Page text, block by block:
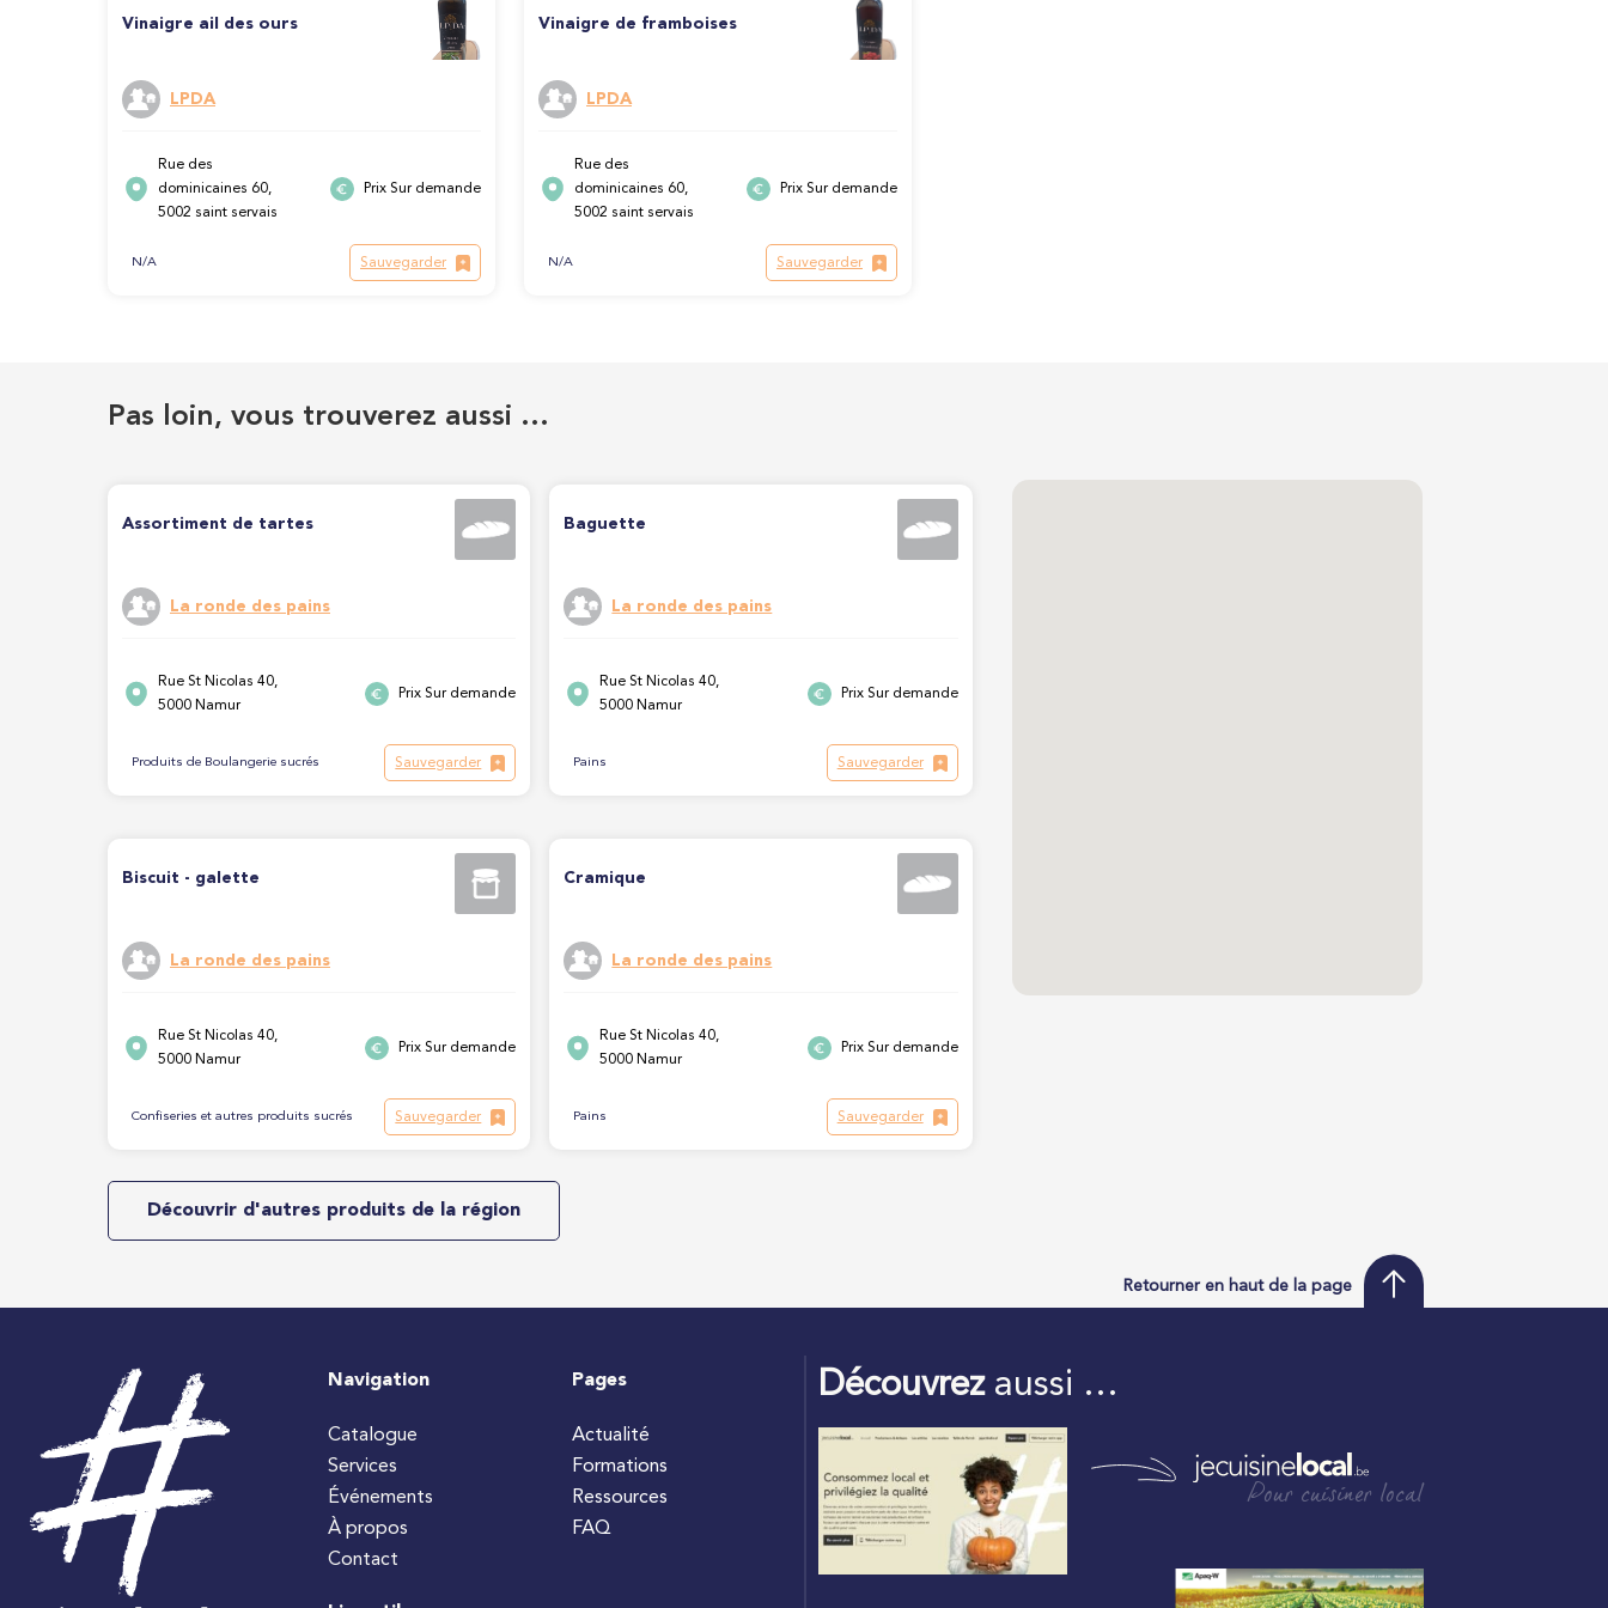
Vinaigre ail des ours
LPDA
Rue des
dominicaines 60,
5002 saint servais
Prix Sur demande
N/A Sauvegarder
Vinaigre de framboises
LPDA
Rue des
dominicaines 60,
5002 saint servais
Prix Sur demande
N/A Sauvegarder
Pas loin, vous trouverez aussi …
Assortiment de tartes
La ronde des pains
Rue St Nicolas 40,
5000 Namur
Prix Sur demande
Produits de Boulangerie sucrés Sauvegarder
Baguette
La ronde des pains
Rue St Nicolas 40,
5000 Namur
Prix Sur demande
Pains Sauvegarder
Biscuit - galette
La ronde des pains
Rue St Nicolas 40,
5000 Namur
Prix Sur demande
Confiseries et autres produits sucrés Sauvegarder
Cramique
La ronde des pains
Rue St Nicolas 40,
5000 Namur
Prix Sur demande
Pains Sauvegarder
Découvrir d'autres produits de la région
Retourner en haut de la page
Navigation
Catalogue
Services
Événements
À propos
Contact
Pages
Actualité
Formations
Ressources
FAQ
Découvrezaussi …
Pour cuisiner local